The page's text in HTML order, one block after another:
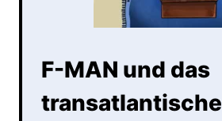
F-MAN und das
transatlantische